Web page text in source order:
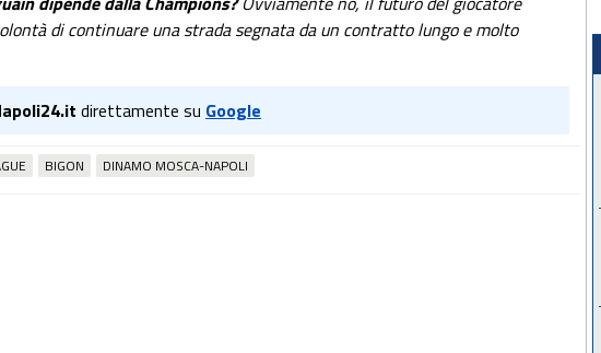
di continuare una strada segnata da un contratto lungo e molto
direttamente su Google
BIGON DINAMO MOSCA-NAPOLI